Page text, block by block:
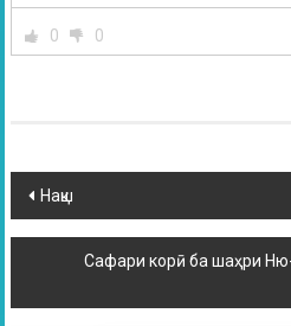
0 0
Нақш
Сафари корӣ ба шаҳри